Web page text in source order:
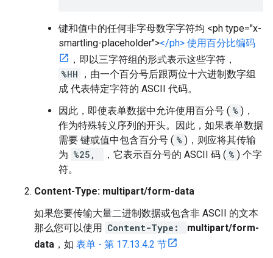
键和值中的任何非字母数字字符均 <ph type="x-
smartling-placeholder"></ph> 使用百分比编码
，即以三字符组的形式表示这些字符，
%HH
，由一个百分号后跟两位十六进制数字组
成 代表特定字符的 ASCII 代码。
因此，即使表单数据中允许使用百分号 ( % )，
作为特殊转义序列的开头。因此，如果表单数据
需要 键或值中包含百分号 ( % )，则应将其传输
为 %25, ，它表示百分号的 ASCII 码 ( % ) 个字
符。
Content-Type: multipart/form-data
如果您要传输大量二进制数据或包含非 ASCII 的文本
那么您可以使用 Content-Type:
multipart/form-
data ，如 表单 - 第 17.13.4.2 节